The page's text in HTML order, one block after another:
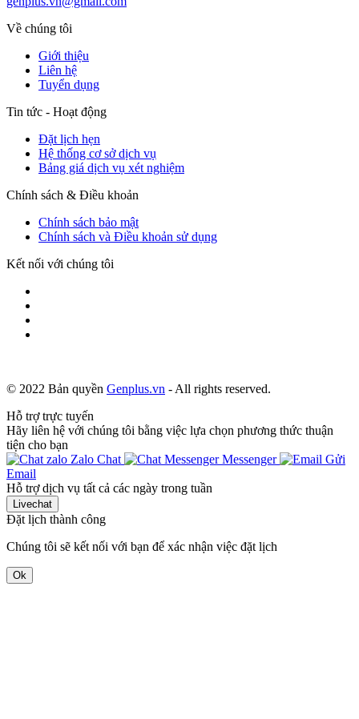
Về chúng tôi
Giới thiệu
Liên hệ
Tuyển dụng
Tin tức - Hoạt động
Đặt lịch hẹn
Hệ thống cơ sở dịch vụ
Bảng giá dịch vụ xét nghiệm
Chính sách & Điều khoản
Chính sách bảo mật
Chính sách và Điều khoản sử dụng
Kết nối với chúng tôi
© 2022 Bản quyền Genplus.vn - All rights reserved.
Hỗ trợ trực tuyến
Hãy liên hệ với chúng tôi bằng việc lựa chọn phương thức thuận
tiện cho bạn
Zalo Chat
Messenger
Gửi
Email
Hỗ trợ dịch vụ tất cả các ngày trong tuần
Livechat
Đặt lịch thành công
Chúng tôi sẽ kết nối với bạn để xác nhận việc đặt lịch
Ok